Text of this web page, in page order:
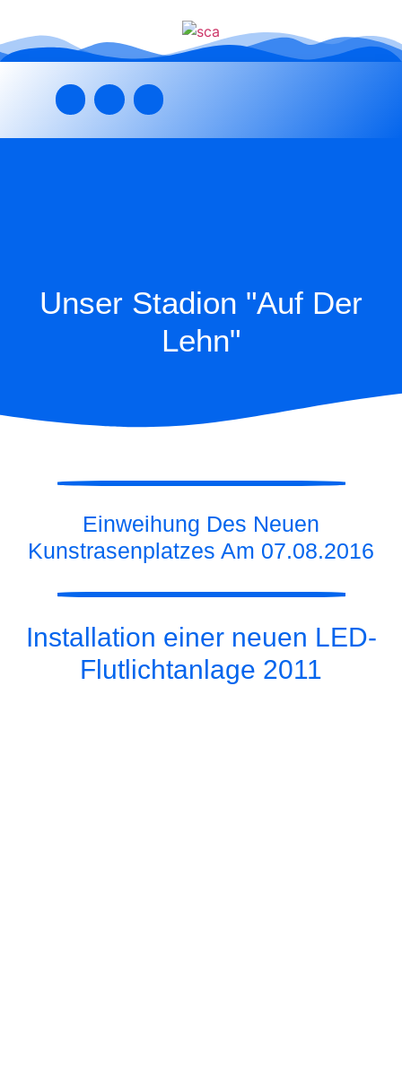
Unser Stadion "Auf Der
Lehn"
Einweihung Des Neuen
Kunstrasenplatzes Am 07.08.2016
Installation einer neuen LED-
Flutlichtanlage 2011